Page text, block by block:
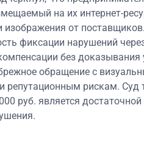
на их интернет-
изображения от
фиксации нарушений
без
обращение с
репутационным рискам. Суд
руб. является